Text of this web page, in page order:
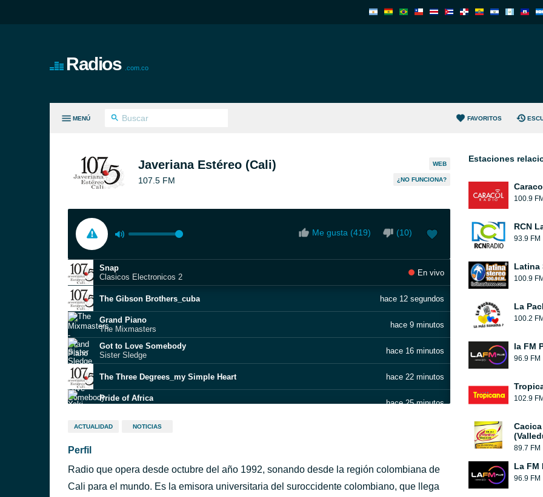
Radios .com.co
MENÚ FAVORITOS
Javeriana Estéreo (Cali)
107.5 FM
WEB
¿NO FUNCIONA?
Me gusta (419) (10)
Snap
Clasicos Electronicos 2
En vivo
The Gibson Brothers_cuba hace 12 segundos
Grand Piano
The Mixmasters
hace 9 minutos
Got to Love Somebody
Sister Sledge
hace 16 minutos
The Three Degrees_my Simple Heart hace 22 minutos
Pride of Africa
hace 25 minutos
Ross_
Varios
Ride The Bullet
hace 49 minutos
ACTUALIDAD NOTICIAS
Perfil
Radio que opera desde octubre del año 1992, sonando desde la región colombiana de
Cali para el mundo. Es la emisora universitaria del suroccidente colombiano, que llega
Estaciones
100.9 FM
RCN
93.9 FM
Latina
100.9 FM
La
100.2 FM
la FM
96.9 FM
102.9 FM
89.7 FM
La FM
96.9 FM